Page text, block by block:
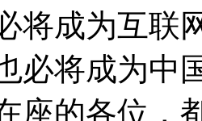
将成为互联
必将成为中
座的各位，